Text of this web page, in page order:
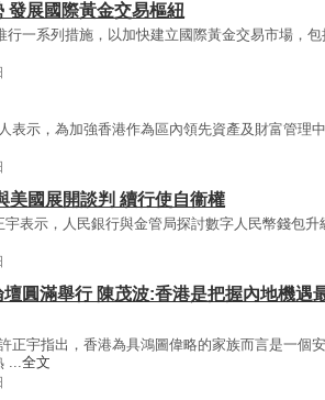
發展國際黃金交易樞紐
行一系列措施，以加快建立國際黃金交易市場，
表示，為加強香港作為區內領先資產及財富管理
美國展開談判 續行使自衞權
宇表示，人民銀行與金管局探討數字人民幣錢包升
圓滿舉行 陳茂波:香港是把握內地機遇
正宇指出，香港為具鴻圖偉略的家族而言是一個
...全文